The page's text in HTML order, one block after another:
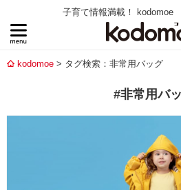
子育て情報満載！ kodomoe
kodomoe タグ検索：非常用バッグ
#非常用バ